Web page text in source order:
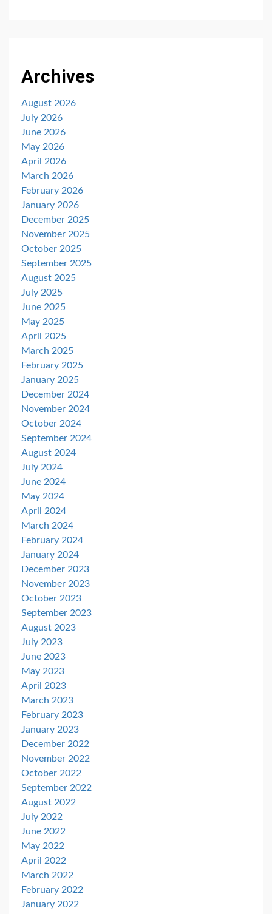
Archives
August 2026
July 2026
June 2026
May 2026
April 2026
March 2026
February 2026
January 2026
December 2025
November 2025
October 2025
September 2025
August 2025
July 2025
June 2025
May 2025
April 2025
March 2025
February 2025
January 2025
December 2024
November 2024
October 2024
September 2024
August 2024
July 2024
June 2024
May 2024
April 2024
March 2024
February 2024
January 2024
December 2023
November 2023
October 2023
September 2023
August 2023
July 2023
June 2023
May 2023
April 2023
March 2023
February 2023
January 2023
December 2022
November 2022
October 2022
September 2022
August 2022
July 2022
June 2022
May 2022
April 2022
March 2022
February 2022
January 2022